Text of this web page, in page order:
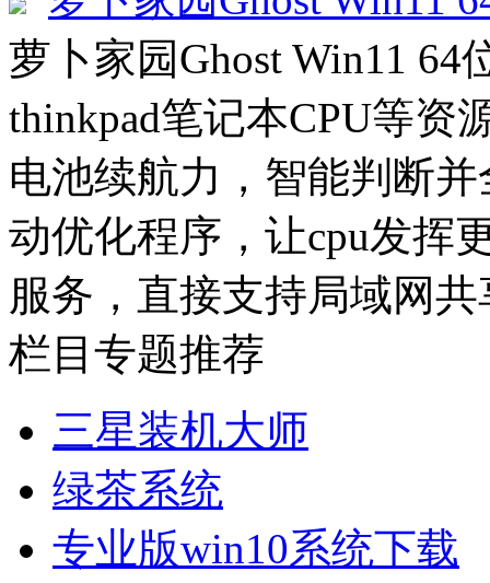
萝卜家园Ghost Win11 64
thinkpad笔记本CPU等资
电池续航力，智能判断
动优化程序，让cpu发挥
服务，直接支持局域网
栏目专题推荐
三星装机大师
绿茶系统
专业版win10系统下载